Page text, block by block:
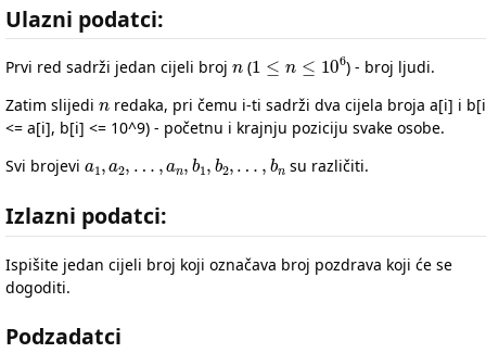
Ulazni podatci:
Prvi red sadrži jedan cijeli broj (
6
) - broj ljudi.
Zatim slijedi
redaka, pri čemu i-ti sadrži dva cijela broja a[i] i
<= a[i], b[i] <= 10^9) - početnu i krajnju poziciju svake osobe.
Svi brojevi
, 1
su različiti.
Izlazni podatci:
Ispišite jedan cijeli broj koji označava broj pozdrava koji će se
dogoditi.
Podzadatci